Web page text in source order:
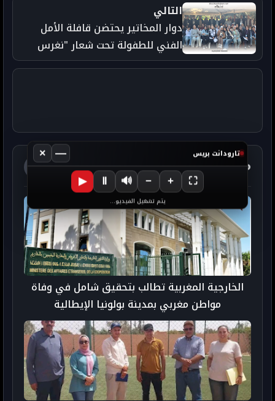
التالي
دوار المخاتير يحتضن قافلة الأمل
الفني للطفولة تحت شعار "نغرس
القيم… ونصنع الإبداع"
مواضيع ذات صلة آخر الأخبار
الخارجية المغربية تطالب بتحقيق شامل في وفاة
مواطن مغربي بمدينة بولونيا الإيطالية
تارودانت بريس —
×
▶ Ⅱ 🔊 − + ⛶
يتم تشغيل الفيديو...